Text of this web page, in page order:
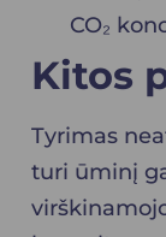
CO₂
Kitos
Tyrimas
turi ūminį